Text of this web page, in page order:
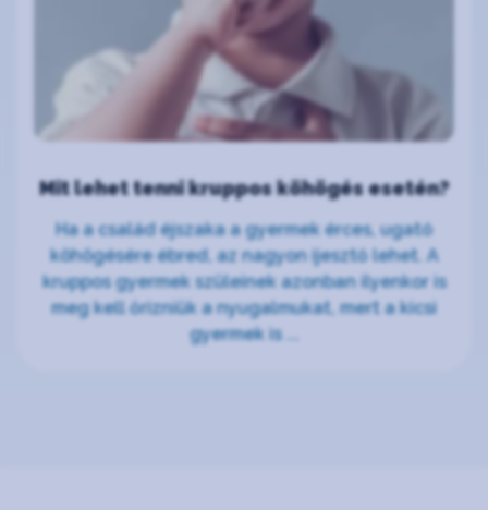
Mit lehet tenni kruppos köhögés esetén?
Ha a család éjszaka a gyermek érces, ugató
köhögésére ébred, az nagyon ijesztő lehet. A
kruppos gyermek szüleinek azonban ilyenkor is
meg kell őrizniük a nyugalmukat, mert a kicsi
gyermek is ...